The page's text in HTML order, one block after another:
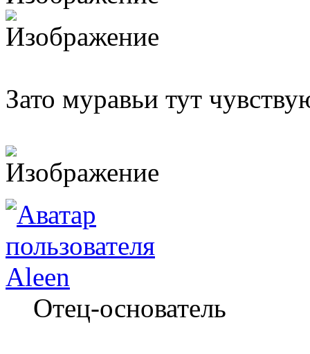
Зато муравьи тут
Aleen
Отец-основатель